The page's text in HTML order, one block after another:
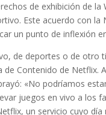
de exhibición de
Este acuerdo con
un punto de inflexión
de deportes o de otro
Contenido de Netflix.
«No podríamos
juegos en vivo a los
un servicio cuyo